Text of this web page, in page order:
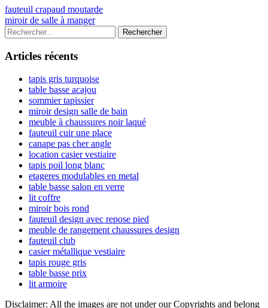
Navigation
de
l’article
Previous
article:
fauteuil crapaud moutarde
Next
article:
miroir de salle à manger
Colonne
latérale
principale
Rechercher :
Articles récents
tapis gris turquoise
table basse acajou
sommier tapissier
miroir design salle de bain
meuble à chaussures noir laqué
fauteuil cuir une place
canape pas cher angle
location casier vestiaire
tapis poil long blanc
etageres modulables en metal
table basse salon en verre
lit coffre
miroir bois rond
fauteuil design avec repose pied
meuble de rangement chaussures design
fauteuil club
casier métallique vestiaire
tapis rouge gris
table basse prix
lit armoire
Disclaimer: All the images are not under our Copyrights and belong